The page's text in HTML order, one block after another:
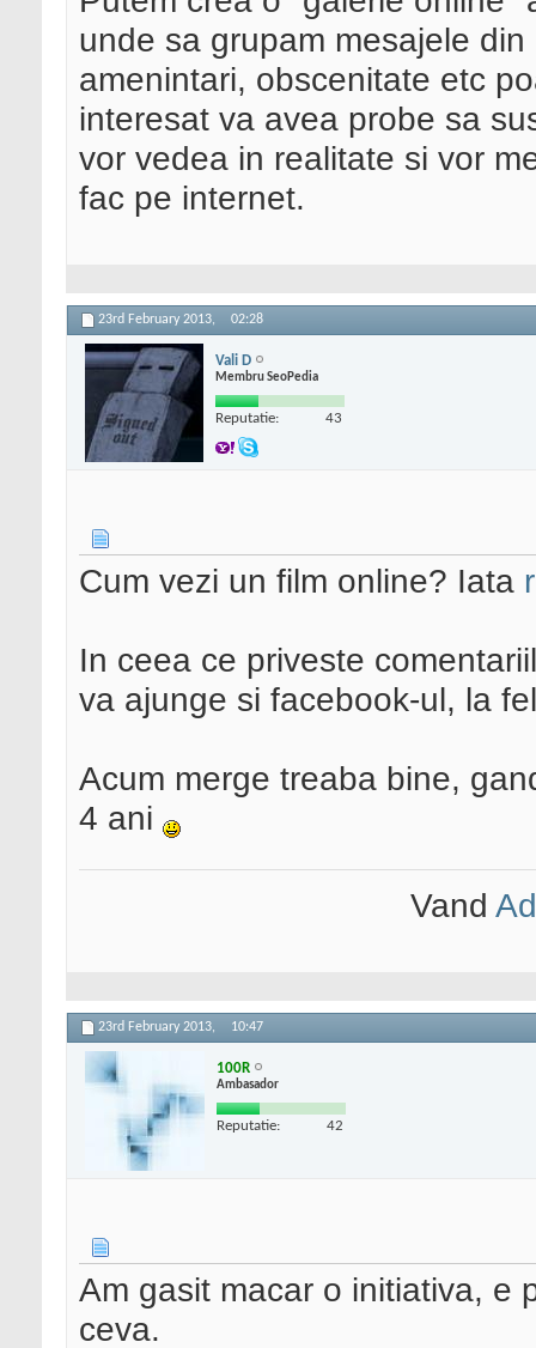
unde sa grupam mesajele
amenintari, obscenitate etc
interesat va avea probe sa
vor vedea in realitate si vor
fac pe internet.
23rd February 2013, 02:28
Vali D
Membru SeoPedia
Reputatie: 43
Cum vezi un film online? Iata
In ceea ce priveste
va ajunge si facebook-ul, la
Acum merge treaba bine,
4 ani
Vand
23rd February 2013, 10:47
100R
Ambasador
Reputatie: 42
Am gasit macar o initiativa, e
ceva.